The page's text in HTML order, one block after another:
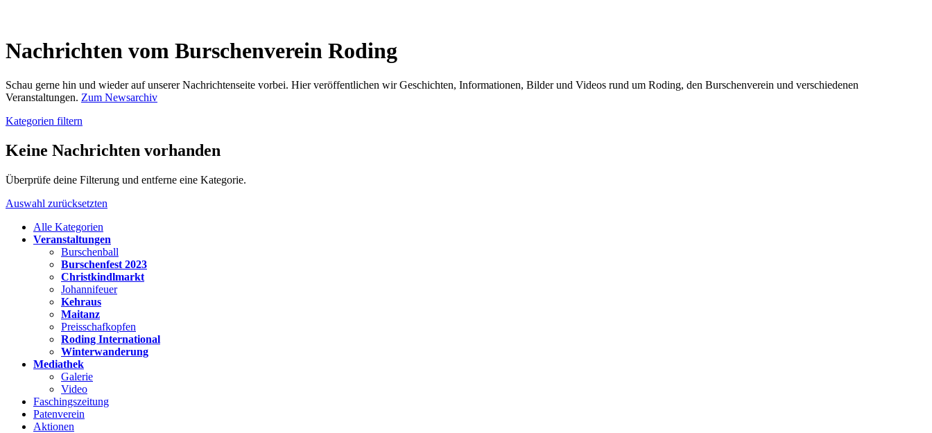
Nachrichten vom Burschenverein Roding
Schau gerne hin und wieder auf unserer Nachrichtenseite vorbei. Hier veröffentlichen wir Geschichten, Informationen, Bilder und Videos rund um Roding, den Burschenverein und verschiedenen
Veranstaltungen. Zum Newsarchiv
Kategorien filtern
Keine Nachrichten vorhanden
Überprüfe deine Filterung und entferne eine Kategorie.
Auswahl zurücksetzten
Alle Kategorien
Veranstaltungen
Burschenball
Burschenfest 2023
Christkindlmarkt
Johannifeuer
Kehraus
Maitanz
Preisschafkopfen
Roding International
Winterwanderung
Mediathek
Galerie
Video
Faschingszeitung
Patenverein
Aktionen